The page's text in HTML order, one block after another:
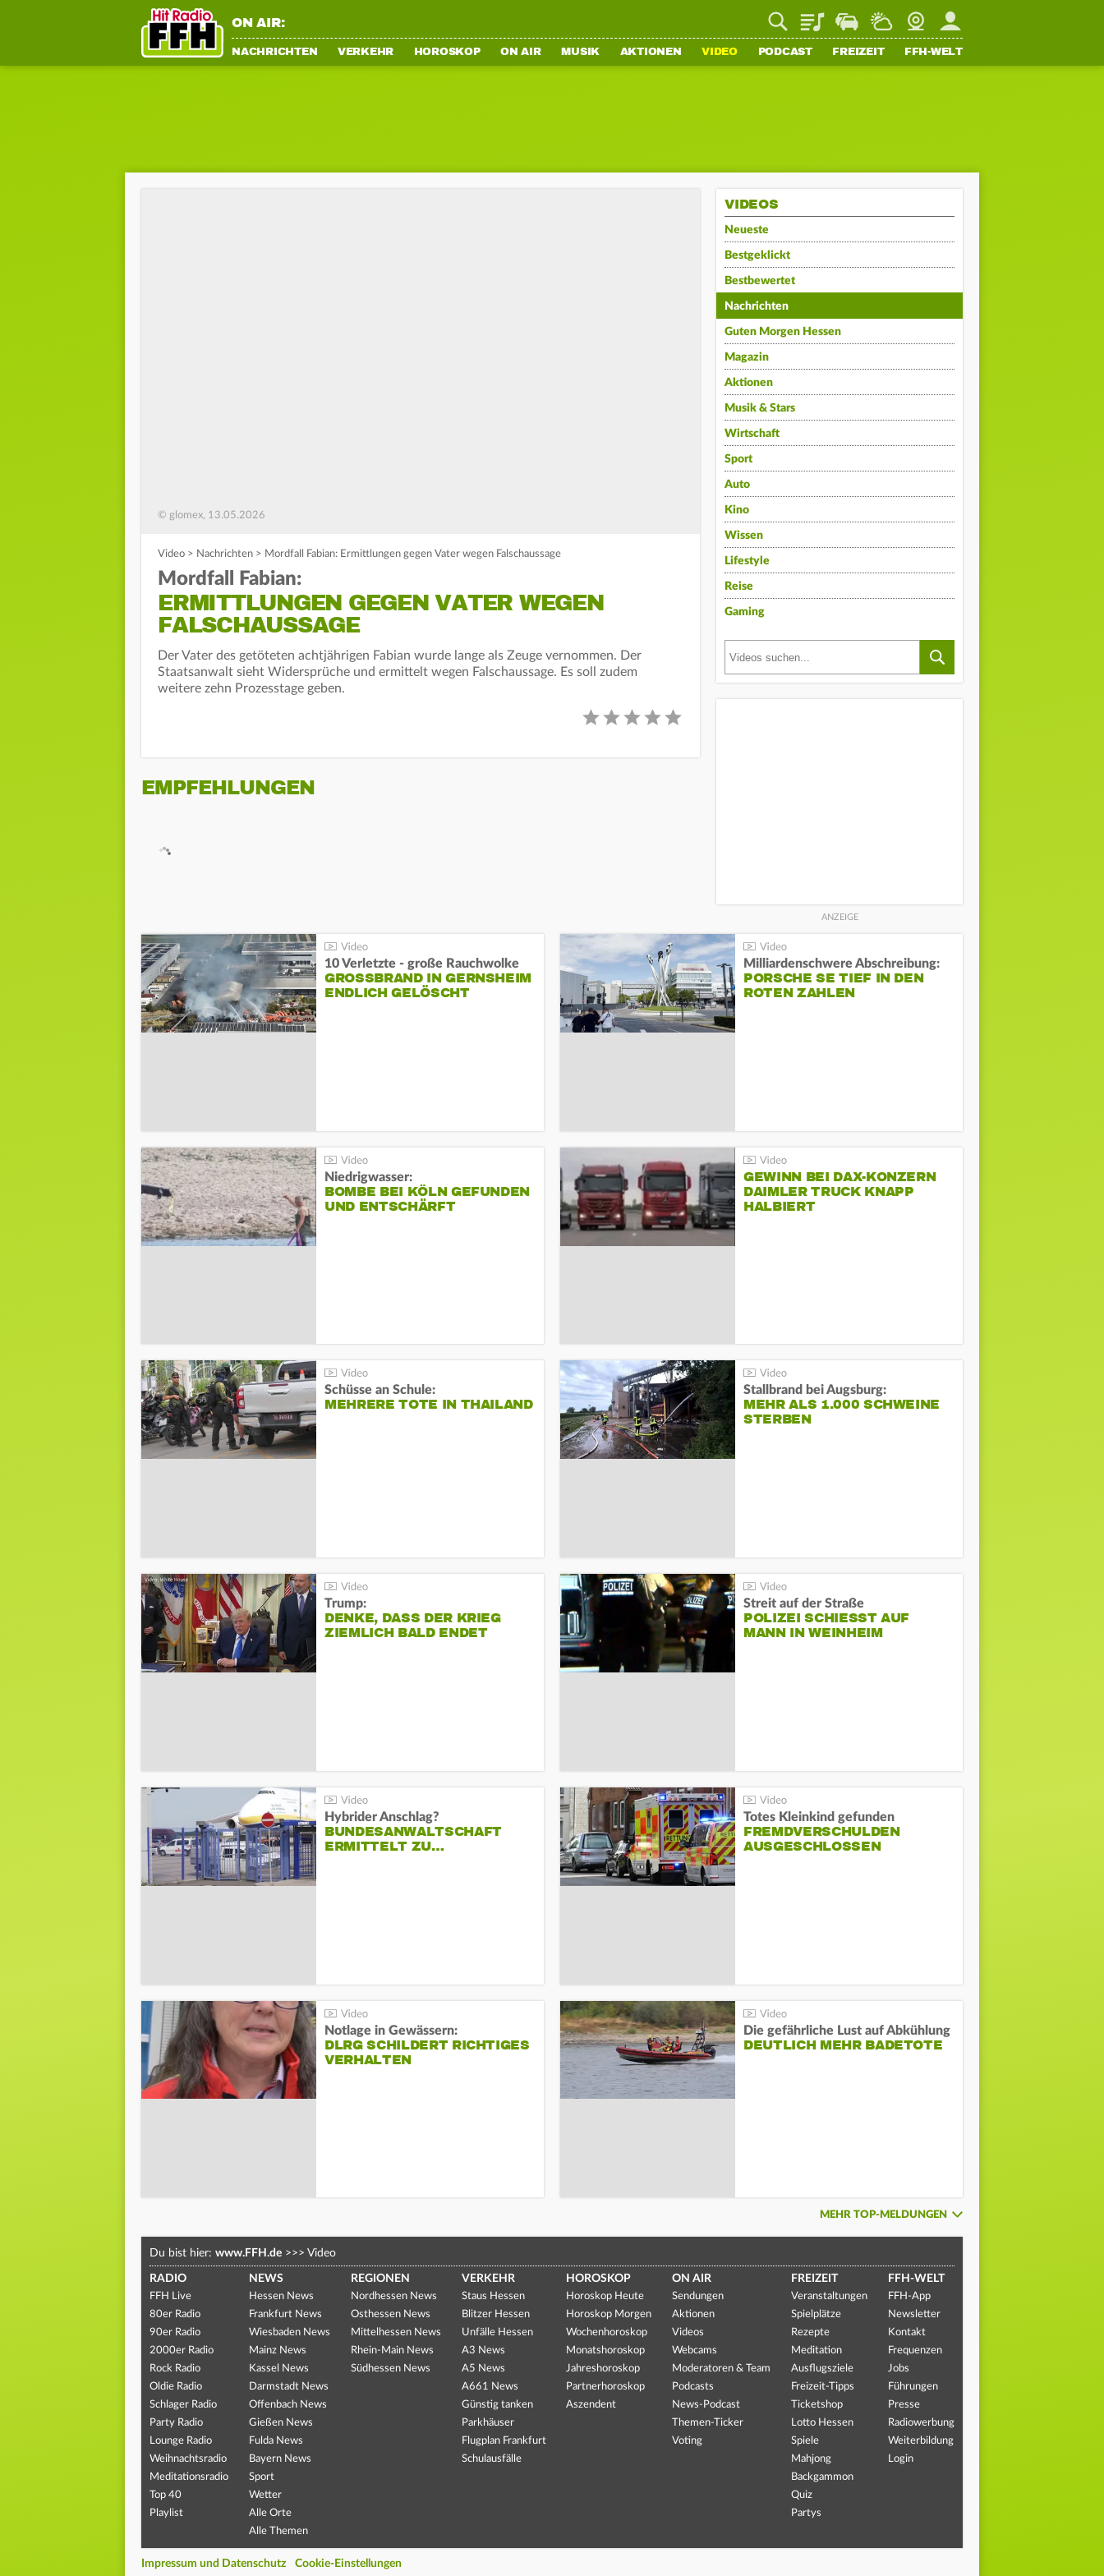
ON AIR: PlaylistStaupilotWetterWebcamMein FFH
NACHRICHTEN VERKEHR HOROSKOP ON AIR MUSIK AKTIONEN VIDEO PODCAST FREIZEIT FFH-WELT
© glomex, 13.05.2026
Video > Nachrichten > Mordfall Fabian: Ermittlungen gegen Vater wegen Falschaussage
Mordfall Fabian:
ERMITTLUNGEN GEGEN VATER WEGEN
FALSCHAUSSAGE
Der Vater des getöteten achtjährigen Fabian wurde lange als Zeuge vernommen. Der
Staatsanwalt sieht Widersprüche und ermittelt wegen Falschaussage. Es soll zudem
weitere zehn Prozesstage geben.
EMPFEHLUNGEN
VIDEOS
Neueste
Bestgeklickt
Bestbewertet
Nachrichten
Guten Morgen Hessen
Magazin
Aktionen
Musik & Stars
Wirtschaft
Sport
Auto
Kino
Wissen
Lifestyle
Reise
Gaming
10 Verletzte - große Rauchwolke
GROSSBRAND IN GERNSHEIM E
NDLICH GELÖSCHT
Milliardenschwere Abschreibung:
PORSCHE SE TIEF IN DEN
ROTEN ZAHLEN
Niedrigwasser:
BOMBE BEI KÖLN GEFUNDEN
UND ENTSCHÄRFT
GEWINN BEI DAX-KONZERN
DAIMLER TRUCK KNAPP
HALBIERT
Schüsse an Schule:
MEHRERE TOTE IN THAILAND
Stallbrand bei Augsburg:
MEHR ALS 1.000 SCHWEINE
STERBEN
Trump:
DENKE, DASS DER KRIEG
ZIEMLICH BALD ENDET
Streit auf der Straße
POLIZEI SCHIESST AUF M
ANN IN WEINHEIM
Hybrider Anschlag?
BUNDESANWALTSCHAFT
ERMITTELT ZU…
Totes Kleinkind gefunden
FREMDVERSCHULDEN
AUSGESCHLOSSEN
Notlage in Gewässern:
DLRG SCHILDERT RICHTIGES
VERHALTEN
Die gefährliche Lust auf Abkühlung
DEUTLICH MEHR BADETOTE
MEHR TOP-MELDUNGEN
Du bist hier: www.FFH.de >>> Video
RADIO
FFH Live
80er Radio
90er Radio
2000er Radio
Rock Radio
Oldie Radio
Schlager Radio
Party Radio
Lounge Radio
Weihnachtsradio
Meditationsradio
Top 40
Playlist
NEWS
Hessen News
Frankfurt News
Wiesbaden News
Mainz News
Kassel News
Darmstadt News
Offenbach News
Gießen News
Fulda News
Bayern News
Sport
Wetter
Alle Orte
Alle Themen
REGIONEN
Nordhessen News
Osthessen News
Mittelhessen News
Rhein-Main News
Südhessen News
VERKEHR
Staus Hessen
Blitzer Hessen
Unfälle Hessen
A3 News
A5 News
A661 News
Günstig tanken
Parkhäuser
Flugplan Frankfurt
Schulausfälle
HOROSKOP
Horoskop Heute
Horoskop Morgen
Wochenhoroskop
Monatshoroskop
Jahreshoroskop
Partnerhoroskop
Aszendent
ON AIR
Sendungen
Aktionen
Videos
Webcams
Moderatoren & Team
Podcasts
News-Podcast
Themen-Ticker
Voting
FREIZEIT
Veranstaltungen
Spielplätze
Rezepte
Meditation
Ausflugsziele
Freizeit-Tipps
Ticketshop
Lotto Hessen
Spiele
Mahjong
Backgammon
Quiz
Partys
FFH-WELT
FFH-App
Newsletter
Kontakt
Frequenzen
Jobs
Führungen
Presse
Radiowerbung
Weiterbildung
Login
Impressum und Datenschutz Cookie-Einstellungen